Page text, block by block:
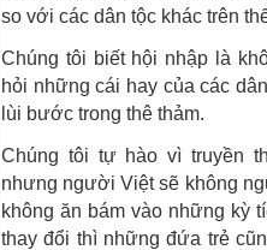
so với các dân tộc khác trên
Chúng tôi biết hội nhập là
hỏi những cái hay của các
lùi bước trong thê thảm.
Chúng tôi tự hào vì truyền
nhưng người Việt sẽ không
không ăn bám vào những kỳ
thay đổi thì những đứa trẻ